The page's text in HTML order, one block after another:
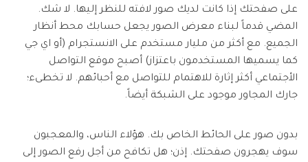
الإبداع الرقمي
الفيديوهات
مركز الإبداع
منتجات المخططات والرسومات
قوالب واجهة المستخدم وتجربة المستخدم
قوالب الرسم التخطيطي
دمج ملفات PDF
محول PDF
قوالب PDF
نقل بيانات الجوال.
Repairit
استعادة الفيديوهات التالفة.
مشاهدة جميع المنتجات
تسجيل الدخول
Screen Unlock
إزالة أنواع مختلفة من شاشات القفل للجوال
iOS
Android
Data Recovery
استعادة بيانات الهاتف المحذوفة أو المفقودة
WhatsApp Transfer
نقل بيانات WhatsApp ونسخها احتياطيًا واستعادتها
مزيد من الحلول
على صفحتك إذا كانت لديك صور لافته للنظر إليها. لا شك.
المضي قدماً لبناء معرض الصور يجعل حسابك محط أنظار
الجميع. مع أكثر من مليار مستخدم على الانستجرام (أو اي جي
كما يسميها المستخدمون باعتزاز) أصبح موقع التواصل
الأجتماعي أكثر إثارة للاهتمام للتواصل مع أحبائهم. لا تخطىء؛
جارك المجاور موجود على الشبكة أيضاً.
بدون صور على الحائط الخاص بك. هؤلاء الناس، والمعجبون
سوف يهجرون صفحتك. إذن؛ هل تكافح من أجل رفع الصور إلى